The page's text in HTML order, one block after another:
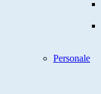
Personale